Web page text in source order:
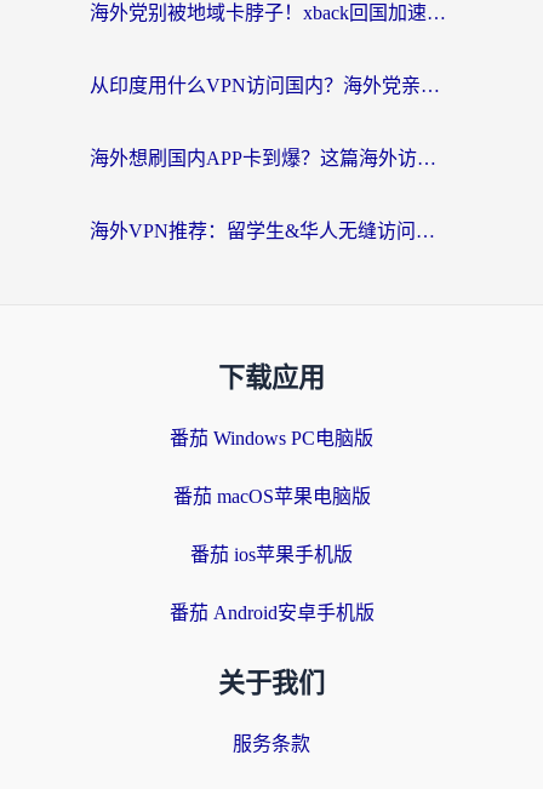
海外党别被地域卡脖子！xback回国加速器选择全攻略，轻松刷剧玩国服
从印度用什么VPN访问国内？海外党亲测的无缝回国上网指南
海外想刷国内APP卡到爆？这篇海外访问国内服务器加速指南帮你解决所有问题
海外VPN推荐：留学生&华人无缝访问国内资源的避坑指南
下载应用
番茄 Windows PC电脑版
番茄 macOS苹果电脑版
番茄 ios苹果手机版
番茄 Android安卓手机版
关于我们
服务条款